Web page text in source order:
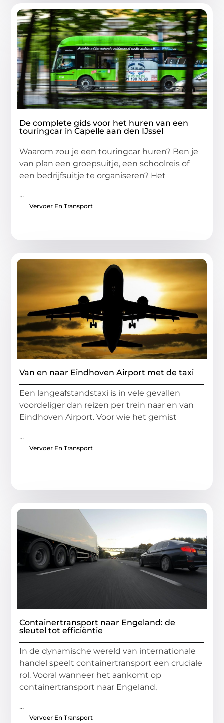
De complete gids voor het huren van een
touringcar in Capelle aan den IJssel
Waarom zou je een touringcar huren? Ben je
van plan een groepsuitje, een schoolreis of
een bedrijfsuitje te organiseren? Het
...
Vervoer En Transport
Van en naar Eindhoven Airport met de taxi
Een langeafstandstaxi is in vele gevallen
voordeliger dan reizen per trein naar en van
Eindhoven Airport. Voor wie het gemist
...
Vervoer En Transport
Containertransport naar Engeland: de
sleutel tot efficiëntie
In de dynamische wereld van internationale
handel speelt containertransport een cruciale
rol. Vooral wanneer het aankomt op
containertransport naar Engeland,
...
Vervoer En Transport